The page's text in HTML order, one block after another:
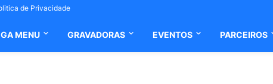
de Privacidade
MENU GRAVADORAS EVENTOS PARCEIROS